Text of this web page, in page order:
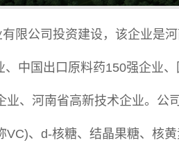
限公司投资建设，该企业是
中国出口原料药150强企业
业、河南省高新技术企业。
VC)、d-核糖、结晶果糖、核